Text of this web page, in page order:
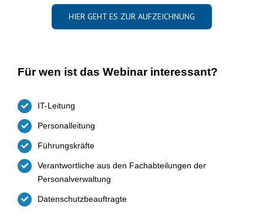
HIER GEHT ES ZUR AUFZEICHNUNG
Für wen ist das Webinar interessant?
IT-Leitung
Personalleitung
Führungskräfte
Verantwortliche aus den Fachabteilungen der
Personalverwaltung
Datenschutzbeauftragte